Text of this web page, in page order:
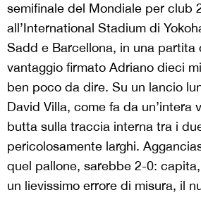
semifinale del Mondiale per club
all’International Stadium di
Sadd e Barcellona, in una partita
vantaggio firmato Adriano dieci
ben poco da dire. Su un lancio
David Villa, come fa da un’intera
butta sulla traccia interna tra i
pericolosamente larghi.
quel pallone, sarebbe 2-0:
un lievissimo errore di misura, il